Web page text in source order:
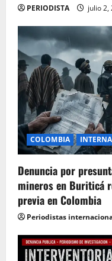
PERIODISTA julio 2,
COLOMBIA
Denuncia por
mineros en Buriticá
previa en Colombia
Periodistas